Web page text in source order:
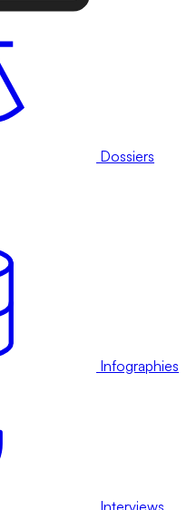
Dossiers
Infographies
Interviews